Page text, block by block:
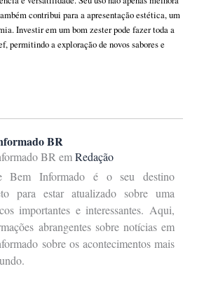
contribui para a apresentação estética, um
Investir em um bom zester pode fazer toda a
permitindo a exploração de novos sabores e
BR
BR emRedação
Bem Informado é o seu destino
para estar atualizado sobre uma
importantes e interessantes. Aqui,
abrangentes sobre notícias em
sobre os acontecimentos mais